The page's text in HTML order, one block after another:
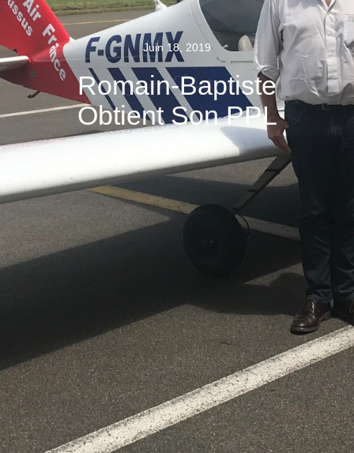
Juin 18, 2019
Romain-Baptiste
Obtient Son PPL